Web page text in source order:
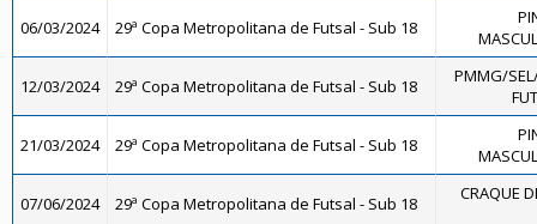
06/03/2024 29ª Copa Metropolitana de Futsal - Sub 18
12/03/2024 29ª Copa Metropolitana de Futsal - Sub 18
PMMG/
21/03/2024 29ª Copa Metropolitana de Futsal - Sub 18
07/06/2024 29ª Copa Metropolitana de Futsal - Sub 18 CRAQUE